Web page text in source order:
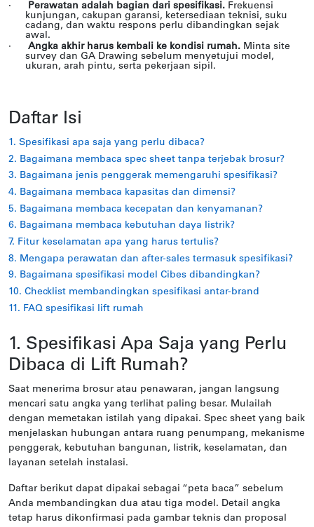
·
Perawatan adalah bagian dari spesifikasi. Frekuensi
kunjungan, cakupan garansi, ketersediaan teknisi, suku
cadang, dan waktu respons perlu dibandingkan sejak
awal.
·
Angka akhir harus kembali ke kondisi rumah. Minta site
survey dan GA Drawing sebelum menyetujui model,
ukuran, arah pintu, serta pekerjaan sipil.
Daftar Isi
1. Spesifikasi apa saja yang perlu dibaca?
2. Bagaimana membaca spec sheet tanpa terjebak brosur?
3. Bagaimana jenis penggerak memengaruhi spesifikasi?
4. Bagaimana membaca kapasitas dan dimensi?
5. Bagaimana membaca kecepatan dan kenyamanan?
6. Bagaimana membaca kebutuhan daya listrik?
7. Fitur keselamatan apa yang harus tertulis?
8. Mengapa perawatan dan after-sales termasuk spesifikasi?
9. Bagaimana spesifikasi model Cibes dibandingkan?
10. Checklist membandingkan spesifikasi antar-brand
11. FAQ spesifikasi lift rumah
1. Spesifikasi Apa Saja yang Perlu
Dibaca di Lift Rumah?
Saat menerima brosur atau penawaran, jangan langsung
mencari satu angka yang terlihat paling besar. Mulailah
dengan memetakan istilah yang dipakai. Spec sheet yang baik
menjelaskan hubungan antara ruang penumpang, mekanisme
penggerak, kebutuhan bangunan, listrik, keselamatan, dan
layanan setelah instalasi.
Daftar berikut dapat dipakai sebagai “peta baca” sebelum
Anda membandingkan dua atau tiga model. Detail angka
tetap harus dikonfirmasi pada gambar teknis dan proposal